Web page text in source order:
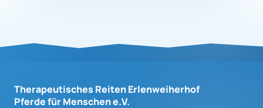
Therapeutisches Reiten Erlenweiherhof
Pferde für Menschen e.V.